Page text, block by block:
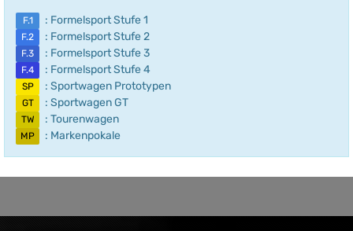
F.1 : Formelsport Stufe 1
F.2 : Formelsport Stufe 2
F.3 : Formelsport Stufe 3
F.4 : Formelsport Stufe 4
SP : Sportwagen Prototypen
GT : Sportwagen GT
TW : Tourenwagen
MP : Markenpokale